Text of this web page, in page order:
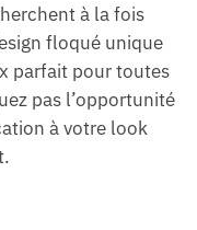
à la fois
floqué unique
parfait pour toutes
pas l’opportunité
à votre look